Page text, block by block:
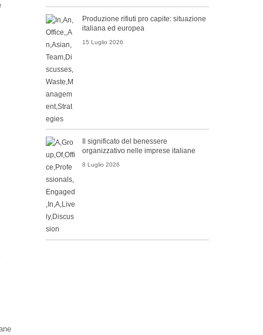
Produzione rifiuti pro capite: situazione
italiana ed europea
15 Luglio 2026
Il significato del benessere
organizzativo nelle imprese italiane
8 Luglio 2026